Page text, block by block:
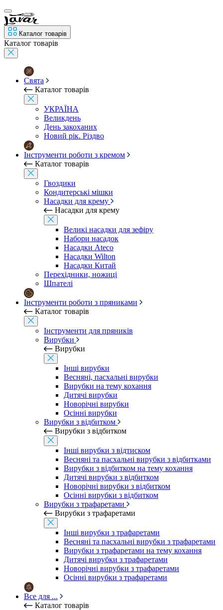
Каталог товарів
Каталог товарів
Свята
Каталог товарів
УКРАЇНА
Великдень
День закоханих
Новий рік. Різдво
Інструменти роботи з кремом
Каталог товарів
Гвоздики
Кондитерські мішки
Насадки для крему
Насадки для крему
Великі насадки для зефіру
Набори насадок
Насадки Ateco
Насадки Wilton
Насадки Китай
Перехідники, ножиці
Шпателі
Інструменти роботи з пряниками
Каталог товарів
Інструменти для пряників
Вирубки
Вирубки
Інші вирубки
Весняні, пасхальні вирубки
Вирубки на тему кохання
Дитячі вирубки
Новорічні вирубки
Осінні вирубки
Вирубки з відбитком
Вирубки з відбитком
Інші вирубки з відтиском
Весняні та пасхальні вирубки з відбитками
Вирубки з відбитком на тему кохання
Дитячі вирубки з відбитком
Новорічні вирубки з відбитком
Осінні вирубки з відбитком
Вирубки з трафаретами
Вирубки з трафаретами
Інші вирубки з трафаретами
Весняні та пасхальні вирубки з трафаретами
Вирубки з трафаретами на тему кохання
Дитячі вирубки з трафаретами
Новорічні вирубки з трафаретами
Осінні вирубки з трафаретами
Все для ...
Каталог товарів